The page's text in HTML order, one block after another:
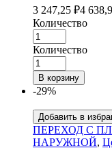
3 247,25 ₽4
Количество
Количество
В корзину
-29%
Добавить в
ПЕРЕХОД С
НАРУЖНОЙ,